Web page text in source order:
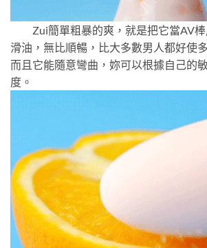
Zui簡單粗暴的爽，就是把它當AV棒
滑油，無比順暢，比大多數男人都好使
而且它能隨意彎曲，妳可以根據自己的
度。